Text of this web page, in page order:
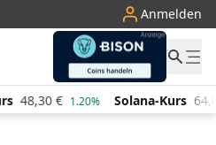
Anmelden
Kurs 64,00 € 0.70% TRON-